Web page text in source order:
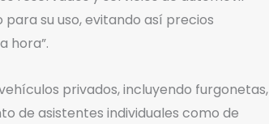
su uso, evitando así precios
hora”.
privados, incluyendo furgonetas,
de asistentes individuales como de